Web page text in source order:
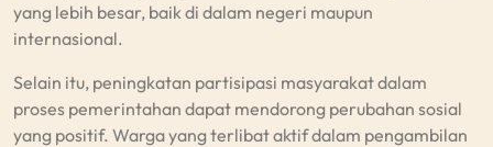
yang lebih besar, baik di dalam negeri maupun
internasional.
Selain itu, peningkatan partisipasi masyarakat dalam
proses pemerintahan dapat mendorong perubahan sosial
yang positif. Warga yang terlibat aktif dalam pengambilan